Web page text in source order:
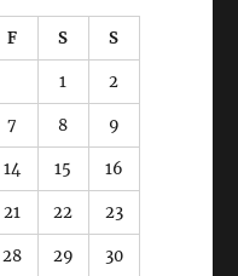
F S S
1 2
7 8 9
14 15 16
21 22 23
28 29 30